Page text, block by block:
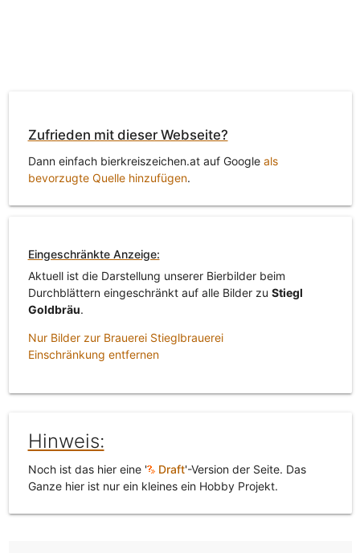
Zufrieden mit dieser Webseite?
Dann einfach bierkreiszeichen.at auf Google als
bevorzugte Quelle hinzufügen.
Eingeschränkte Anzeige:
Aktuell ist die Darstellung unserer Bierbilder beim
Durchblättern eingeschränkt auf alle Bilder zu Stiegl
Goldbräu.
Nur Bilder zur Brauerei Stieglbrauerei
Einschränkung entfernen
Hinweis:
Noch ist das hier eine ' Draft'-Version der Seite. Das
Ganze hier ist nur ein kleines ein Hobby Projekt.